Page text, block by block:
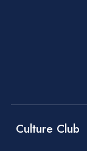
Culture Club